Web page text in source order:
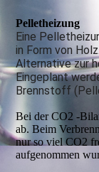
Pelletheizung
Eine
in Form von
Alternative zur
Eingeplant
Brennstoff
Bei der CO2 -
ab. Beim
nur so viel CO2
aufgenommen